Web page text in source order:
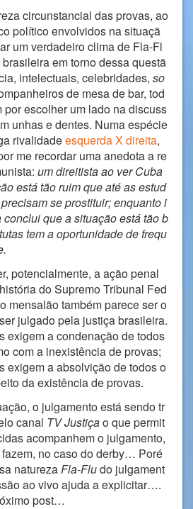
circunstancial das provas, ao
político envolvidos na situaçã
um verdadeiro clima de Fla-Fl
em torno dessa questã
intelectuais, celebridades, so
de mesa de bar, tod
por escolher um lado na discuss
unhas e dentes. Numa espécie
rivalidadeesquerda X direita,
me recordar uma anedota a re
um direitista ao ver Cuba
está tão ruim que até as estud
se prostituir; enquanto i
que a situação está tão b
tem a oportunidade de frequ
potencialmente, a ação penal
do Supremo Tribunal Fed
mensalão também parece ser o
julgado pela justiça brasileira.
exigem a condenação de todos
com a inexistência de provas;
exigem a absolvição de todos o
da existência de provas.
o julgamento está sendo tr
canal TV Justiçao que permit
acompanhem o julgamento,
no caso do derby… Poré
naturezaFla-Fludo julgament
ao vivo ajuda a explicitar….
post…